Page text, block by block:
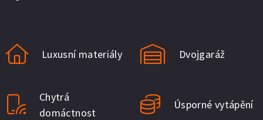
Luxusní materiály Dvojgaráž
Chytrá
domáctnost
Úsporné vytápění